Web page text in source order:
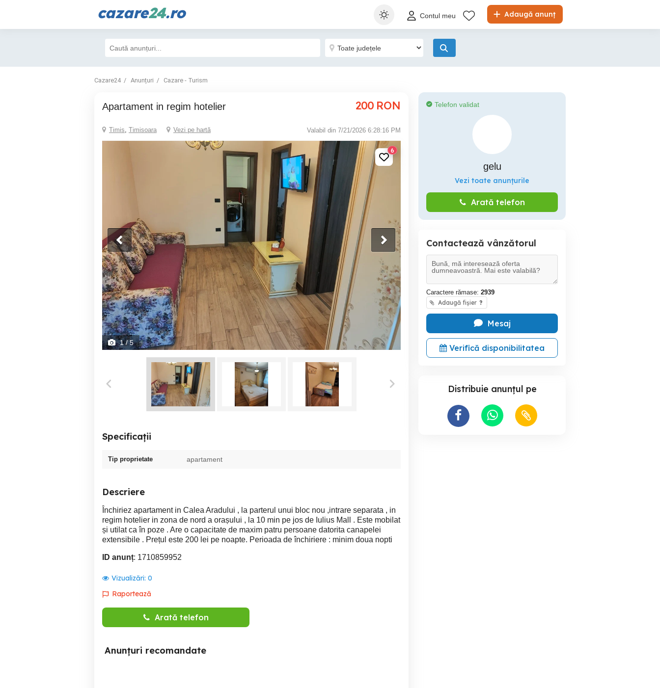
cazare24.ro Adaugă anunț
Contul meu
Cazare24 Anunțuri Cazare - Turism
Apartament in regim hotelier 200 RON
Timis, Timisoara Vezi pe hartă Valabil din 7/21/2026 6:28:16 PM
6
1/ 5
Specificații
Tip proprietate apartament
Descriere
Închiriez apartament in Calea Aradului , la parterul unui bloc nou ,intrare separata , in
regim hotelier in zona de nord a orașului , la 10 min pe jos de Iulius Mall . Este mobilat
și utilat ca în poze . Are o capacitate de maxim patru persoane datorita canapelei
extensibile . Prețul este 200 lei pe noapte. Perioada de închiriere : minim doua nopti
ID anunț: 1710859952
Vizualizări: 0
Raportează
Arată telefon
Anunțuri recomandate
Telefon validat
gelu
Vezi toate anunțurile
Arată telefon
Contactează vânzătorul
Caractere rămase: 2939
Adaugă fișier ?
Mesaj
Verifică disponibilitatea
Distribuie anunțul pe